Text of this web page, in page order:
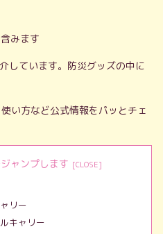
みます
しています。防災グッズの中に
い方など公式情報をパッとチェ
ャンプします
リー
キャリー